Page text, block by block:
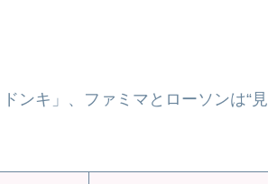
ンキ」、ファミマとローソンは“見